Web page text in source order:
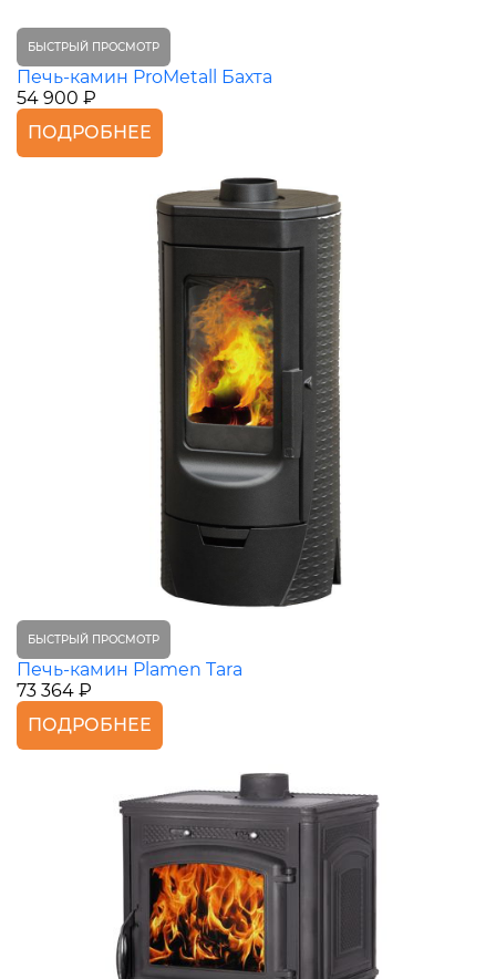
БЫСТРЫЙ ПРОСМОТР
Печь-камин ProMetall Бахта
54 900 ₽
ПОДРОБНЕЕ
БЫСТРЫЙ ПРОСМОТР
Печь-камин Plamen Tara
73 364 ₽
ПОДРОБНЕЕ